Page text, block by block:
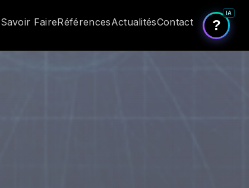
Savoir FaireRéférencesActualitésContact ?
IA